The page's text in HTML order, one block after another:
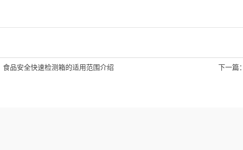
食品安全快速检测箱的适用范围介绍 下一篇：